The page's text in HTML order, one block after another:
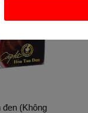
đen (Không